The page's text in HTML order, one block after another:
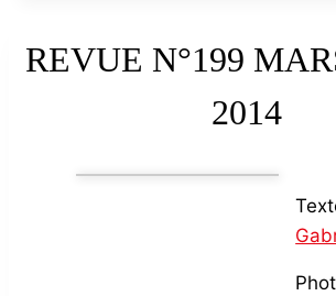
REVUE N°199
2014